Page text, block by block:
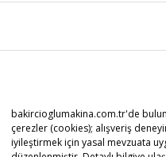
bakircioglumakina.com.tr'de
çerezler (cookies); alışveriş
iyileştirmek için yasal mevzuata
Copyright 2022 © Kredi